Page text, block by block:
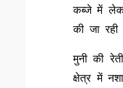
कब्जे में
की जा
मुनी की
क्षेत्र में